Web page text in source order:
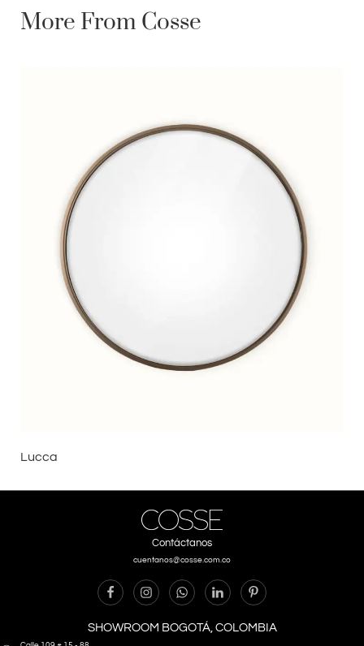
More From Cosse
Lucca
Contáctanos
cuentanos@cosse.com.co
SHOWROOM BOGOTÁ, COLOMBIA